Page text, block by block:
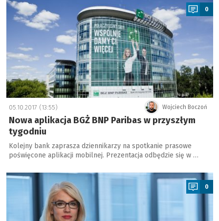
0
Wojciech Boczoń
05.10.2017 (13:55)
Nowa aplikacja BGŻ BNP Paribas w przyszłym
tygodniu
Kolejny bank zaprasza dziennikarzy na spotkanie prasowe
poświęcone aplikacji mobilnej. Prezentacja odbędzie się w …
a
0